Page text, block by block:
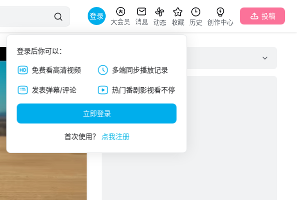
登录
登录后你可以：
免费看高清视频 多端同步播放记录
发表弹幕/评论 热门番剧影视看不停
立即登录
首次使用？ 点我注册
大会员 消息 动态 收藏 历史 创作中心
投稿